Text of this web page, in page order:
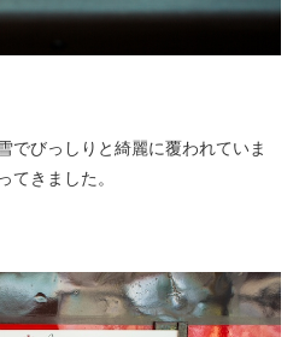
でびっしりと綺麗に覆われていま
てきました。